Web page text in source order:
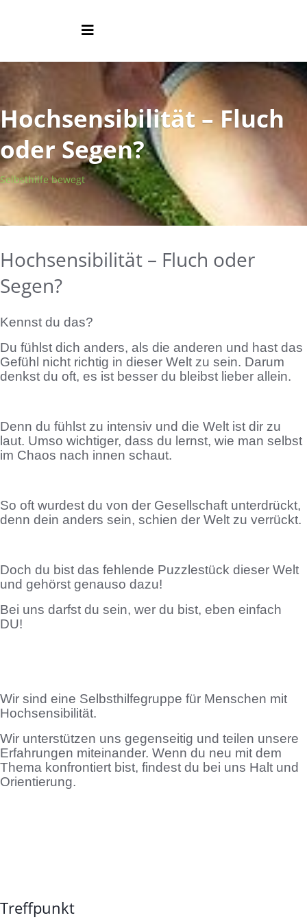
Hochsensibilität – Fluch
oder Segen?
Selbsthilfe bewegt
Hochsensibilität – Fluch oder
Segen?
Kennst du das?
Du fühlst dich anders, als die anderen und hast das
Gefühl nicht richtig in dieser Welt zu sein. Darum
denkst du oft, es ist besser du bleibst lieber allein.
Denn du fühlst zu intensiv und die Welt ist dir zu
laut. Umso wichtiger, dass du lernst, wie man selbst
im Chaos nach innen schaut.
So oft wurdest du von der Gesellschaft unterdrückt,
denn dein anders sein, schien der Welt zu verrückt.
Doch du bist das fehlende Puzzlestück dieser Welt
und gehörst genauso dazu!
Bei uns darfst du sein, wer du bist, eben einfach
DU!
Wir sind eine Selbsthilfegruppe für Menschen mit
Hochsensibilität.
Wir unterstützen uns gegenseitig und teilen unsere
Erfahrungen miteinander. Wenn du neu mit dem
Thema konfrontiert bist, findest du bei uns Halt und
Orientierung.
Treffpunkt